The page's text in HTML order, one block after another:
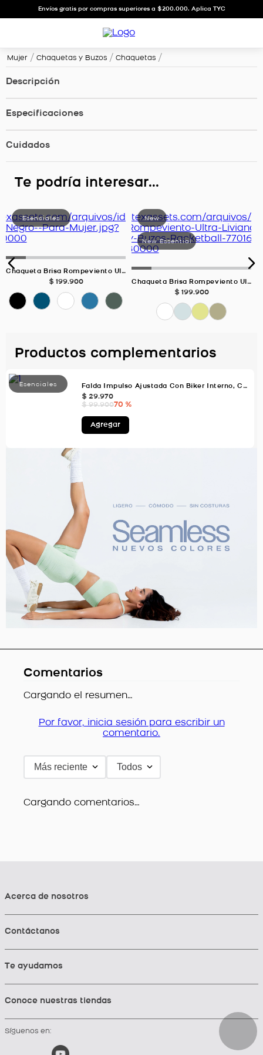
Envíos gratis por compras superiores a $200.000. Aplica TYC
Mujer Chaquetas y Buzos Chaquetas
Descripción
Especificaciones
Cuidados
Te podría interesar...
Chaqueta Brisa Rompeviento Ultra Liviana, Color Negro Para Mujer
$ 199.900 Chaqueta Brisa Rompeviento Ultra Liviana, Color AZUL NIEVE Para Mujer
$ 199.900
Productos complementarios
Falda Impulso Ajustada Con Biker Interno, Color Uva Para Mujer
$ 29.970
$ 99.90070 %
Agregar
Comentarios
Cargando el resumen…
Por favor, inicia sesión para escribir un
comentario.
Más reciente Todos
Cargando comentarios…
Acerca de nosotros
Contáctanos
Te ayudamos
Conoce nuestras tiendas
Síguenos en: